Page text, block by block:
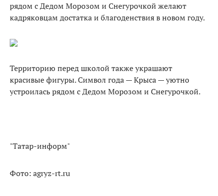
рядом с Дедом Морозом и Снегурочкой желают
кадряковцам достатка и благоденствия в новом году.
Территорию перед школой также украшают
красивые фигуры. Символ года — Крыса — уютно
устроилась рядом с Дедом Морозом и Снегурочкой.
"Татар-информ"
Фото: agryz-rt.ru